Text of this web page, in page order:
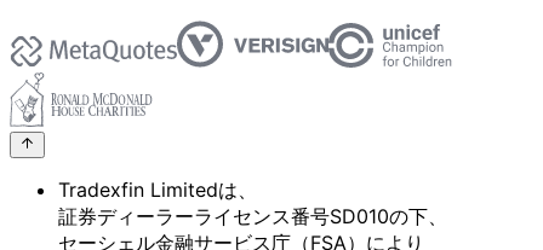
Tradexfin Limitedは、
証券ディーラーライセンス番号SD010の下、
セーシェル金融サービス庁 （FSA）により